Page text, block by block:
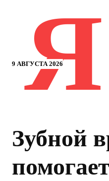
9 АВГУСТА 2026
Я
Зубной